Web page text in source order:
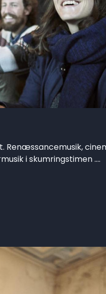
i skumringstimen ....